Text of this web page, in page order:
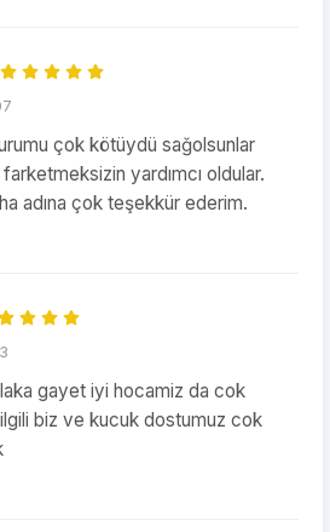
çok kötüydü sağolsunlar
yardımcı oldular.
adına çok teşekkür ederim.
gayet iyi hocamiz da cok
biz ve kucuk dostumuz cok